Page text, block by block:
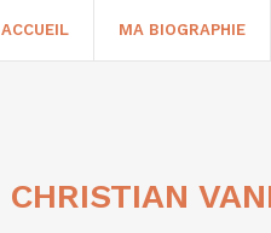
ACCUEIL MA BIOGRAPHIE
CHRISTIAN